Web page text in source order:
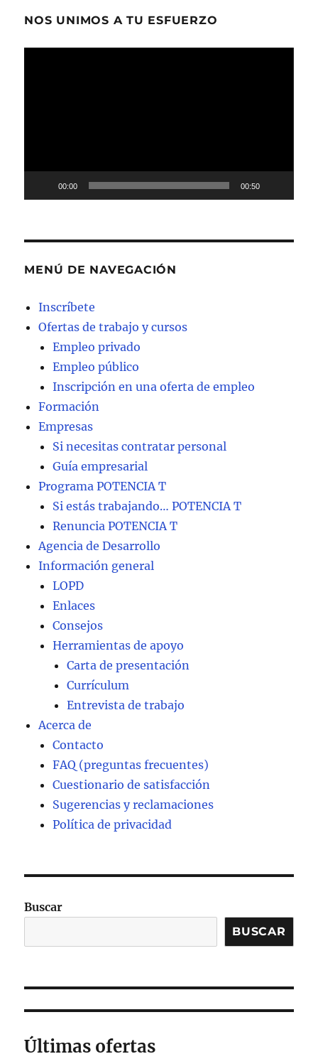
NOS UNIMOS A TU ESFUERZO
00:00 00:50
MENÚ DE NAVEGACIÓN
Inscríbete
Ofertas de trabajo y cursos
Empleo privado
Empleo público
Inscripción en una oferta de empleo
Formación
Empresas
Si necesitas contratar personal
Guía empresarial
Programa POTENCIA T
Si estás trabajando… POTENCIA T
Renuncia POTENCIA T
Agencia de Desarrollo
Información general
LOPD
Enlaces
Consejos
Herramientas de apoyo
Carta de presentación
Currículum
Entrevista de trabajo
Acerca de
Contacto
FAQ (preguntas frecuentes)
Cuestionario de satisfacción
Sugerencias y reclamaciones
Política de privacidad
Buscar
BUSCAR
Últimas ofertas